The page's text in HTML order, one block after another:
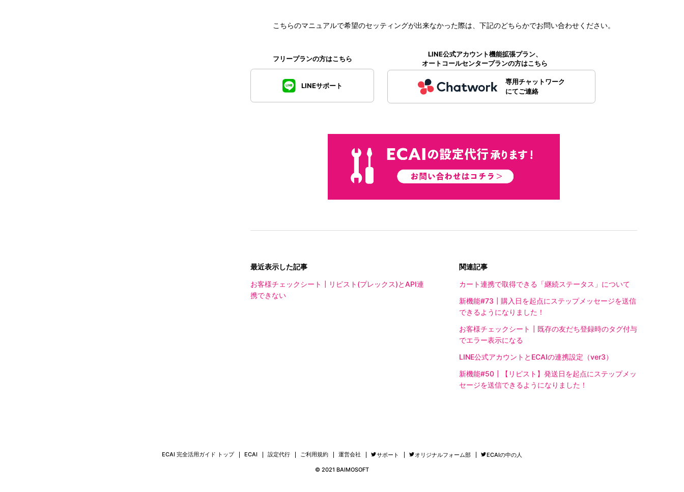
こちらのマニュアルで希望のセッティングが出来なかった際は、下記のどちらかでお問い合わせください。
フリープランの方はこちら
LINEサポート
LINE公式アカウント機能拡張プラン、
オートコールセンタープランの方はこちら
専用チャットワーク
にてご連絡
最近表示した記事
お客様チェックシート┃リピスト(プレックス)とAPI連
携できない
関連記事
カート連携で取得できる「継続ステータス」について
新機能#73┃購入日を起点にステップメッセージを送信
できるようになりました！
お客様チェックシート┃既存の友だち登録時のタグ付与
でエラー表示になる
LINE公式アカウントとECAIの連携設定（ver3）
新機能#50┃【リピスト】発送日を起点にステップメッ
セージを送信できるようになりました！
ECAI 完全活用ガイド トップ ECAI 設定代行 ご利用規約 運営会社 サポート オリジナルフォーム部 ECAIの中の人
© 2021 BAIMOSOFT